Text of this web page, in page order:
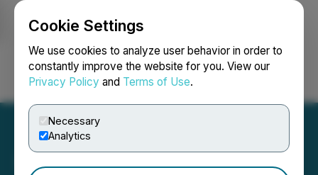
Cookie Settings
We use cookies to analyze user behavior in order to
constantly improve the website for you. View our
Privacy Policy and Terms of Use.
Necessary
Analytics
Login Search Français